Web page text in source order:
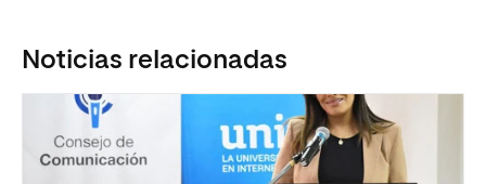
Noticias relacionadas